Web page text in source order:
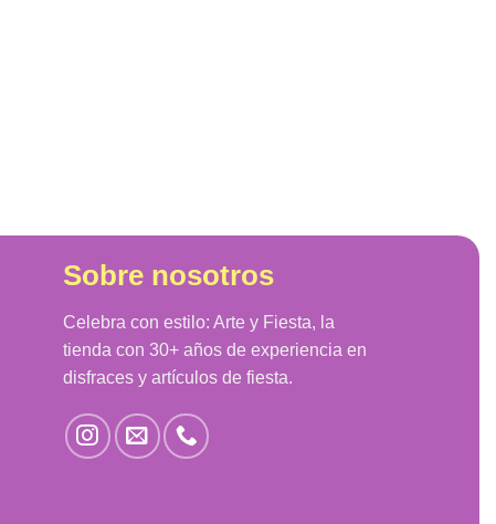
Sobre nosotros
Celebra con estilo: Arte y Fiesta, la
tienda con 30+ años de experiencia en
disfraces y artículos de fiesta.